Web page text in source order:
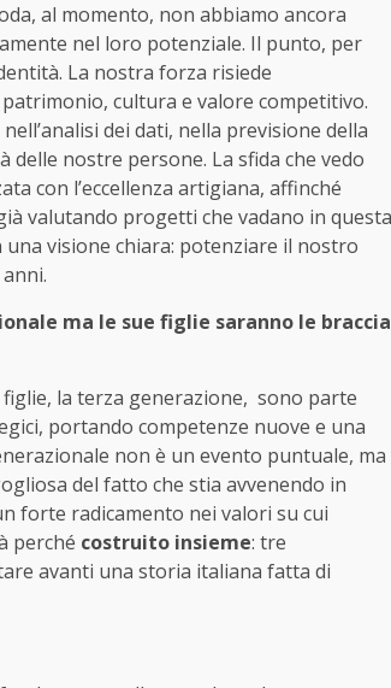
al momento, non abbiamo ancora
nel loro potenziale. Il punto, per
La nostra forza risiede
cultura e valore competitivo.
dei dati, nella previsione della
delle nostre persone. La sfida che vedo
con l’eccellenza artigiana, affinché
valutando progetti che vadano in questa
visione chiara: potenziare il nostro
ma le sue figlie saranno le braccia
la terza generazione, sono parte
portando competenze nuove e una
non è un evento puntuale, ma
del fatto che stia avvenendo in
forte radicamento nei valori su cui
perché costruito insieme: tre
avanti una storia italiana fatta di